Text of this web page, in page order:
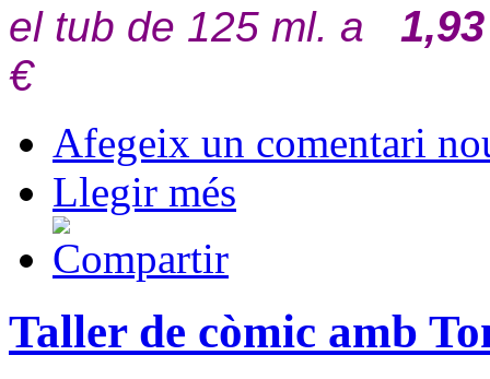
el tub de 125 ml. a 1,93
€
Afegeix un comentari
Llegir més
Taller de còmic amb